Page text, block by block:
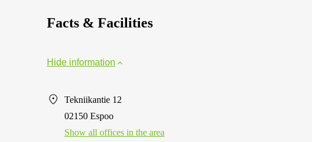
Facts & Facilities
Hide information
Tekniikantie 12
02150 Espoo
Show all offices in the area